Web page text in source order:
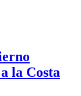
la Costa